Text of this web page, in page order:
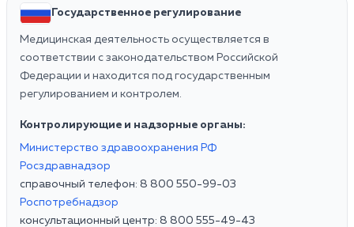
Государственное регулирование
Медицинская деятельность осуществляется в
соответствии с законодательством Российской
Федерации и находится под государственным
регулированием и контролем.
Контролирующие и надзорные органы:
Министерство здравоохранения РФ
Росздравнадзор
справочный телефон: 8 800 550-99-03
Роспотребнадзор
консультационный центр: 8 800 555-49-43